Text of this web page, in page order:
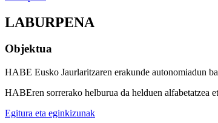
LABURPENA
Objektua
HABE Eusko Jaurlaritzaren erakunde autonomiadun
HABEren sorrerako helburua da helduen alfabetatzea
Egitura eta eginkizunak